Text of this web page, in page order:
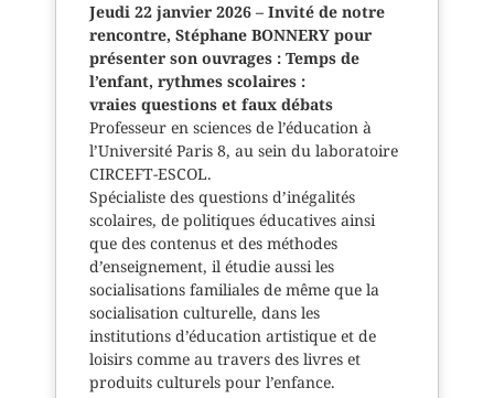
Jeudi 22 janvier 2026 – Invité de notre
rencontre, Stéphane BONNERY pour
présenter son ouvrages : Temps de
l’enfant, rythmes scolaires :
vraies questions et faux débats
Professeur en sciences de l’éducation à
l’Université Paris 8, au sein du laboratoire
CIRCEFT-ESCOL.
Spécialiste des questions d’inégalités
scolaires, de politiques éducatives ainsi
que des contenus et des méthodes
d’enseignement, il étudie aussi les
socialisations familiales de même que la
socialisation culturelle, dans les
institutions d’éducation artistique et de
loisirs comme au travers des livres et
produits culturels pour l’enfance.